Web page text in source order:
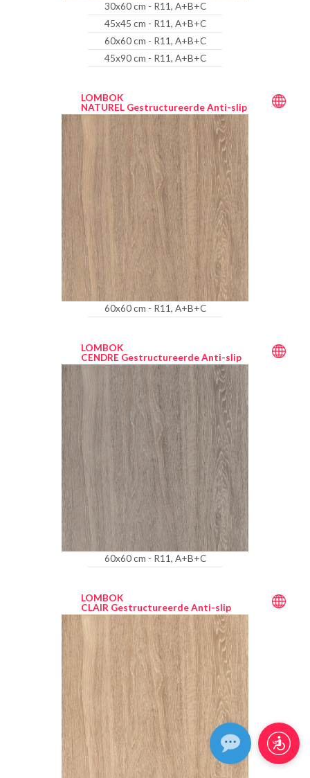
30x60 cm - R11, A+B+C
45x45 cm - R11, A+B+C
60x60 cm - R11, A+B+C
45x90 cm - R11, A+B+C
LOMBOK
NATUREL Gestructureerde Anti-slip
60x60 cm - R11, A+B+C
LOMBOK
CENDRE Gestructureerde Anti-slip
60x60 cm - R11, A+B+C
LOMBOK
CLAIR Gestructureerde Anti-slip